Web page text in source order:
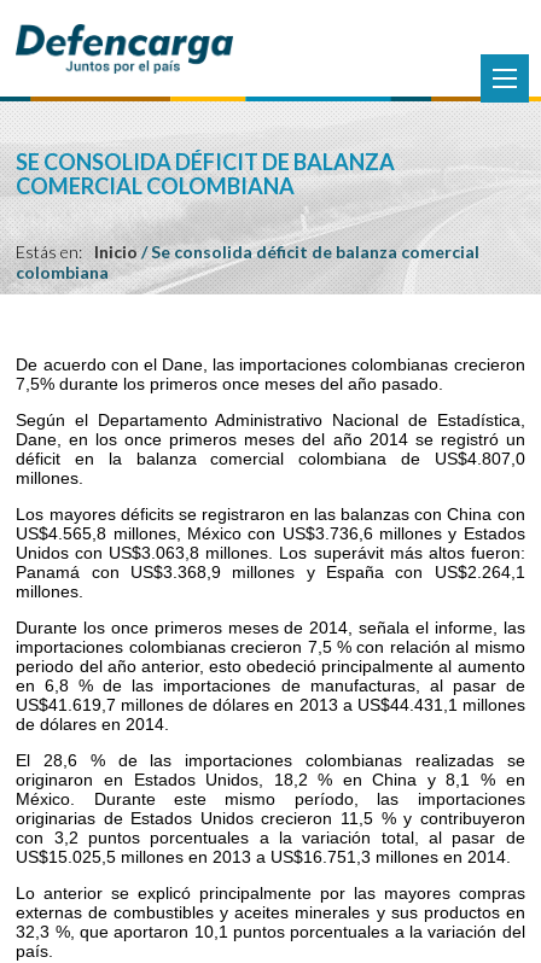
SE CONSOLIDA DÉFICIT DE BALANZA
COMERCIAL COLOMBIANA
Estás en: Inicio/Se consolida déficit de balanza comercial
colombiana
De acuerdo con el Dane, las importaciones colombianas crecieron
7,5% durante los primeros once meses del año pasado.
Según el Departamento Administrativo Nacional de Estadística,
Dane, en los once primeros meses del año 2014 se registró un
déficit en la balanza comercial colombiana de US$4.807,0
millones.
Los mayores déficits se registraron en las balanzas con China con
US$4.565,8 millones, México con US$3.736,6 millones y Estados
Unidos con US$3.063,8 millones. Los superávit más altos fueron:
Panamá con US$3.368,9 millones y España con US$2.264,1
millones.
Durante los once primeros meses de 2014, señala el informe, las
importaciones colombianas crecieron 7,5 % con relación al mismo
periodo del año anterior, esto obedeció principalmente al aumento
en 6,8 % de las importaciones de manufacturas, al pasar de
US$41.619,7 millones de dólares en 2013 a US$44.431,1 millones
de dólares en 2014.
El 28,6 % de las importaciones colombianas realizadas se
originaron en Estados Unidos, 18,2 % en China y 8,1 % en
México. Durante este mismo período, las importaciones
originarias de Estados Unidos crecieron 11,5 % y contribuyeron
con 3,2 puntos porcentuales a la variación total, al pasar de
US$15.025,5 millones en 2013 a US$16.751,3 millones en 2014.
Lo anterior se explicó principalmente por las mayores compras
externas de combustibles y aceites minerales y sus productos en
32,3 %, que aportaron 10,1 puntos porcentuales a la variación del
país.